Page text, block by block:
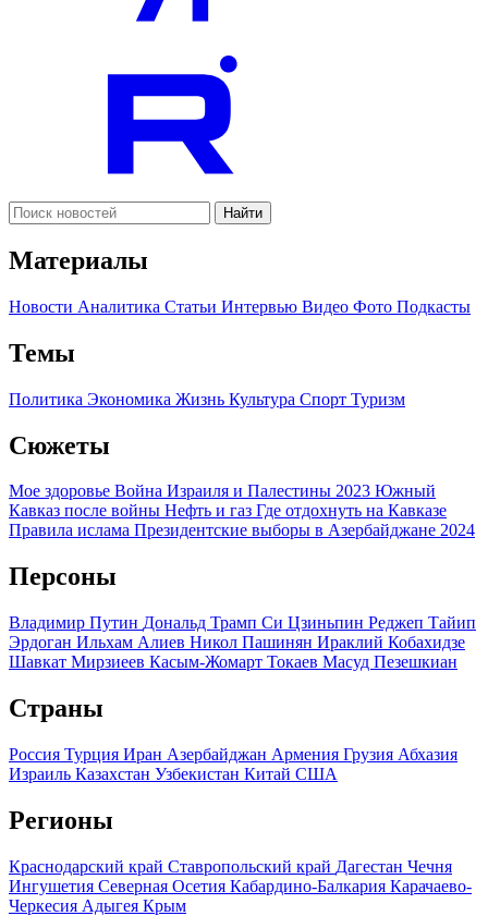
Найти
Материалы
Новости Аналитика Статьи Интервью Видео Фото Подкасты
Темы
Политика Экономика Жизнь Культура Спорт Туризм
Сюжеты
Мое здоровье Война Израиля и Палестины 2023 Южный
Кавказ после войны Нефть и газ Где отдохнуть на Кавказе
Правила ислама Президентские выборы в Азербайджане 2024
Персоны
Владимир Путин Дональд Трамп Си Цзиньпин Реджеп Тайип
Эрдоган Ильхам Алиев Никол Пашинян Ираклий Кобахидзе
Шавкат Мирзиеев Касым-Жомарт Токаев Масуд Пезешкиан
Страны
Россия Турция Иран Азербайджан Армения Грузия Абхазия
Израиль Казахстан Узбекистан Китай США
Регионы
Краснодарский край Ставропольский край Дагестан Чечня
Ингушетия Северная Осетия Кабардино-Балкария Карачаево-
Черкесия Адыгея Крым